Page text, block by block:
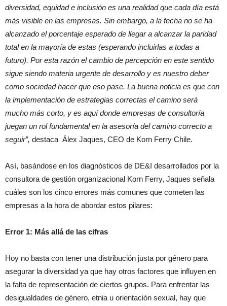
diversidad, equidad e inclusión es una realidad que cada día está
más visible en las empresas. Sin embargo, a la fecha no se ha
alcanzado el porcentaje esperado de llegar a alcanzar la paridad
total en la mayoría de estas (esperando incluirlas a todas a
futuro). Por esta razón el cambio de percepción en este sentido
sigue siendo materia urgente de desarrollo y es nuestro deber
como sociedad hacer que eso pase. La buena noticia es que con
la implementación de estrategias correctas el camino será
mucho más corto, y es aquí donde empresas de consultoría
juegan un rol fundamental en la asesoría del camino correcto a
seguir”, destaca Álex Jaques, CEO de Korn Ferry Chile.
Así, basándose en los diagnósticos de DE&I desarrollados por la
consultora de gestión organizacional Korn Ferry, Jaques señala
cuáles son los cinco errores más comunes que cometen las
empresas a la hora de abordar estos pilares:
Error 1: Más allá de las cifras
Hoy no basta con tener una distribución justa por género para
asegurar la diversidad ya que hay otros factores que influyen en
la falta de representación de ciertos grupos. Para enfrentar las
desigualdades de género, etnia u orientación sexual, hay que